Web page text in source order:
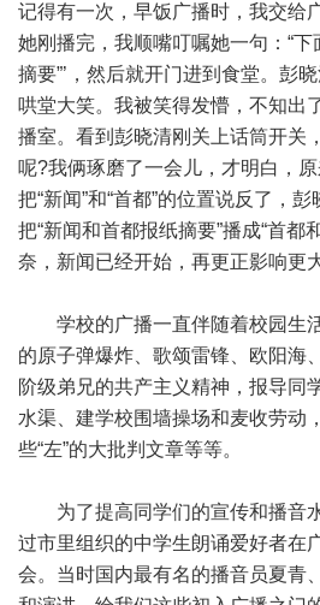
记得有一次，早饭广播时，我交给
她刚播完，我顺嘴叮嘱她一句：“下
摘要”’，然后就开门进到食堂。彭
哄堂大笑。我被笑得发懵，不知出
播室。看到彭晓清刚关上话筒开关
呢?我俩琢磨了一会儿，才明白，
把“新闻”和“首都”的位置说反了，
把“新闻和首都报纸摘要”播成“首都
奈，新闻已经开始，再更正影响更
学校的广播一直伴随着校园生
的原子弹爆炸、歌颂雷锋、欧阳海
阶级弟兄的共产主义精神，报导同
水渠、建学校围墙操场和麦收劳动
些“左”的大批判文章等等。
为了提高同学们的宣传和播音
过市里组织的中学生朗诵爱好者在
会。当时国内最有名的播音员夏青